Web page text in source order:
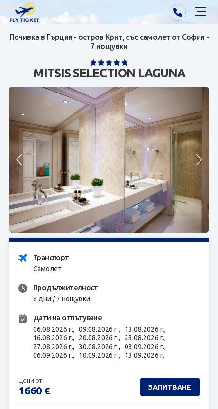
Почивки от Варна
Почивки от София/Пловдив/Бургас
Самолетни билети
Визи
Контакти
За нас
ЗАПИТВАНЕ
Почивка в Гърция - остров Крит, със самолет от София -
7 нощувки
MITSIS SELECTION LAGUNA
Транспорт
Самолет
Продължителност
8 дни / 7 нощувки
Дати на отпътуване
06.08.2026 г., 09.08.2026 г., 13.08.2026 г.,
16.08.2026 г., 20.08.2026 г., 23.08.2026 г.,
27.08.2026 г., 30.08.2026 г., 03.09.2026 г.,
06.09.2026 г., 10.09.2026 г., 13.09.2026 г.
Цени от
1660 € ЗАПИТВАНЕ